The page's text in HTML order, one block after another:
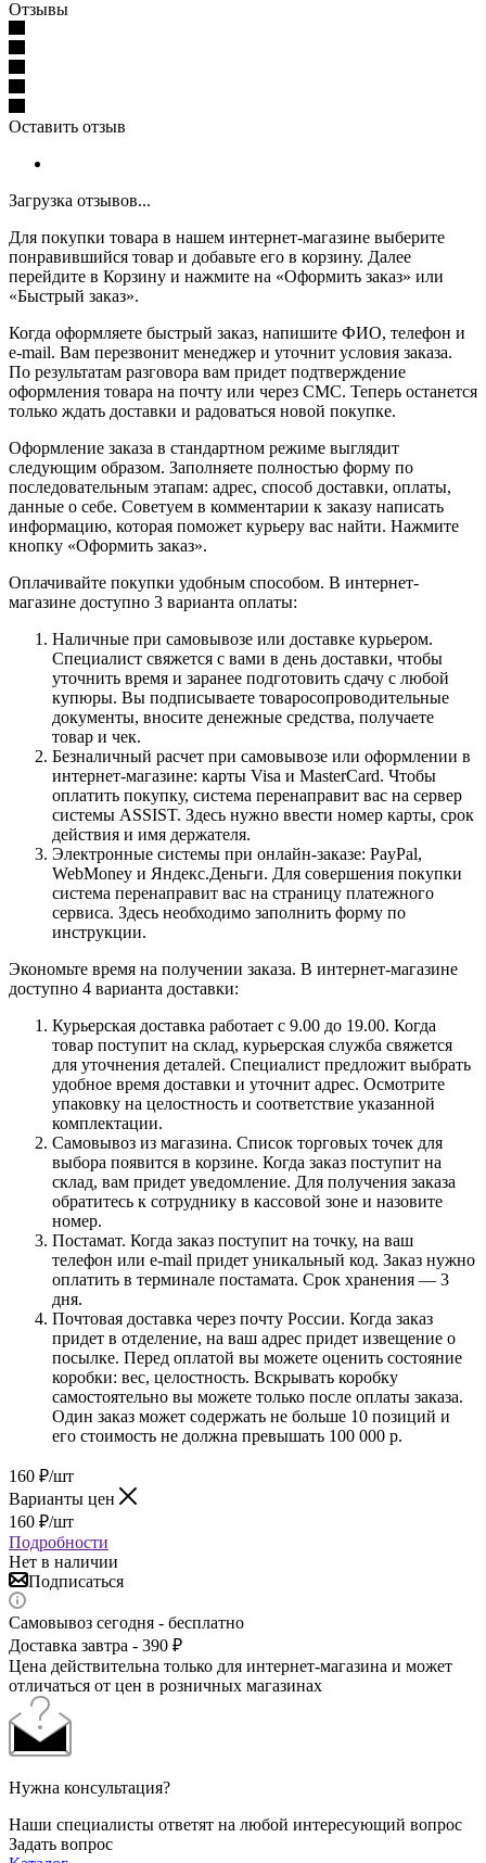
Отзывы
Оставить отзыв
Загрузка отзывов...
Для покупки товара в нашем интернет-магазине выберите
понравившийся товар и добавьте его в корзину. Далее
перейдите в Корзину и нажмите на «Оформить заказ» или
«Быстрый заказ».
Когда оформляете быстрый заказ, напишите ФИО, телефон и
e-mail. Вам перезвонит менеджер и уточнит условия заказа.
По результатам разговора вам придет подтверждение
оформления товара на почту или через СМС. Теперь останется
только ждать доставки и радоваться новой покупке.
Оформление заказа в стандартном режиме выглядит
следующим образом. Заполняете полностью форму по
последовательным этапам: адрес, способ доставки, оплаты,
данные о себе. Советуем в комментарии к заказу написать
информацию, которая поможет курьеру вас найти. Нажмите
кнопку «Оформить заказ».
Оплачивайте покупки удобным способом. В интернет-
магазине доступно 3 варианта оплаты:
Наличные при самовывозе или доставке курьером.
Специалист свяжется с вами в день доставки, чтобы
уточнить время и заранее подготовить сдачу с любой
купюры. Вы подписываете товаросопроводительные
документы, вносите денежные средства, получаете
товар и чек.
Безналичный расчет при самовывозе или оформлении в
интернет-магазине: карты Visa и MasterCard. Чтобы
оплатить покупку, система перенаправит вас на сервер
системы ASSIST. Здесь нужно ввести номер карты, срок
действия и имя держателя.
Электронные системы при онлайн-заказе: PayPal,
WebMoney и Яндекс.Деньги. Для совершения покупки
система перенаправит вас на страницу платежного
сервиса. Здесь необходимо заполнить форму по
инструкции.
Экономьте время на получении заказа. В интернет-магазине
доступно 4 варианта доставки:
Курьерская доставка работает с 9.00 до 19.00. Когда
товар поступит на склад, курьерская служба свяжется
для уточнения деталей. Специалист предложит выбрать
удобное время доставки и уточнит адрес. Осмотрите
упаковку на целостность и соответствие указанной
комплектации.
Самовывоз из магазина. Список торговых точек для
выбора появится в корзине. Когда заказ поступит на
склад, вам придет уведомление. Для получения заказа
обратитесь к сотруднику в кассовой зоне и назовите
номер.
Постамат. Когда заказ поступит на точку, на ваш
телефон или e-mail придет уникальный код. Заказ нужно
оплатить в терминале постамата. Срок хранения — 3
дня.
Почтовая доставка через почту России. Когда заказ
придет в отделение, на ваш адрес придет извещение о
посылке. Перед оплатой вы можете оценить состояние
коробки: вес, целостность. Вскрывать коробку
самостоятельно вы можете только после оплаты заказа.
Один заказ может содержать не больше 10 позиций и
его стоимость не должна превышать 100 000 р.
160 ₽/шт
Варианты цен
160 ₽/шт
Подробности
Нет в наличии
Подписаться
Самовывоз сегодня - бесплатно
Доставка завтра - 390 ₽
Цена действительна только для интернет-магазина и может
отличаться от цен в розничных магазинах
Нужна консультация?
Наши специалисты ответят на любой интересующий вопрос
Задать вопрос